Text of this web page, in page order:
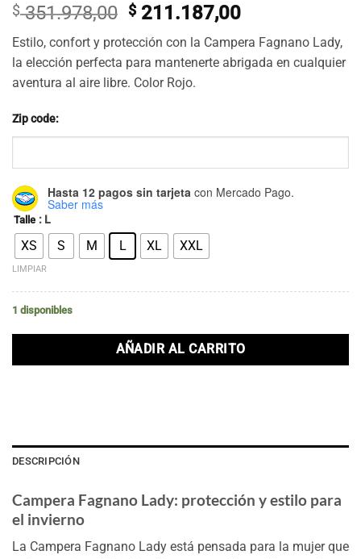
$351.978,00 El
precio
original
era:
$ 351.978,00.
$ 211.187,00El
precio
actual
es:
Estilo, confort y protección con la Campera Fagnano Lady,
la elección perfecta para mantenerte abrigada en cualquier
aventura al aire libre. Color Rojo.
Zip code:
Hasta 12 pagos sin tarjeta con Mercado Pago.
Saber más
Talle : L
XS S M L XL XXL
LIMPIAR
1 disponibles
AÑADIR AL CARRITO
DESCRIPCIÓN
Campera Fagnano Lady: protección y estilo para
el invierno
La Campera Fagnano Lady está pensada para la mujer que